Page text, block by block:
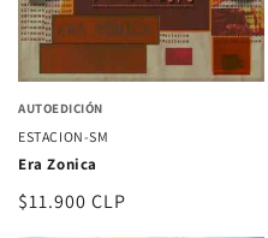
AUTOEDICIÓN
ESTACION-SM
Era Zonica
Precio
$11.900 CLP